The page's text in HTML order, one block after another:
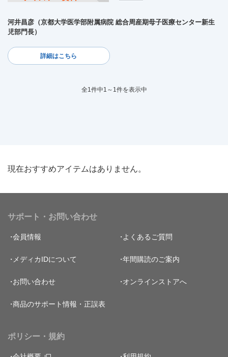
河井昌彦（京都大学医学部附属病院 総合周産期母子医療センター新生
児部門長）
詳細はこちら
全1件中1～1件を表示中
現在おすすめアイテムはありません。
サポート・お問い合わせ
会員情報 よくあるご質問
メディカIDについて 年間購読のご案内
お問い合わせ オンラインストアへ
商品のサポート情報・正誤表
ポリシー・規約